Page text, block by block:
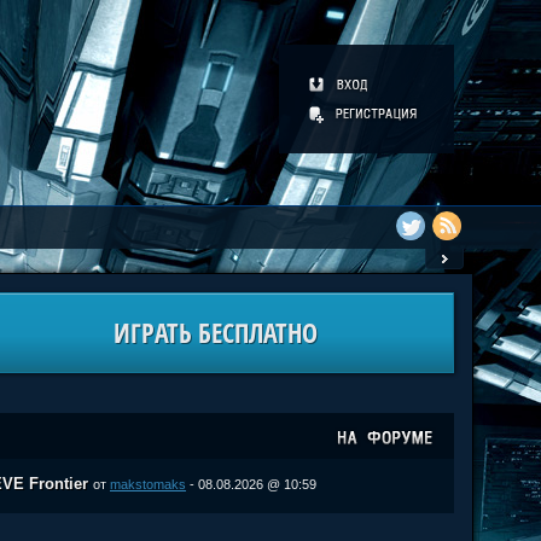
ИГРАТЬ БЕСПЛАТНО
Frontier от makstomaks - 08.08.2026 @ 10:59